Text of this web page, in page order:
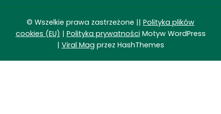
© Wszelkie prawa zastrzeżone || Polityka plików
cookies (EU) | Polityka prywatności Motyw WordPress
| Viral Mag przez HashThemes